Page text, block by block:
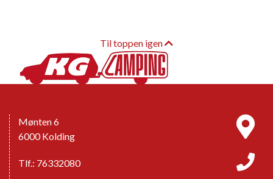
Til toppen igen
Mønten 6
6000 Kolding
Tlf.: 76332080